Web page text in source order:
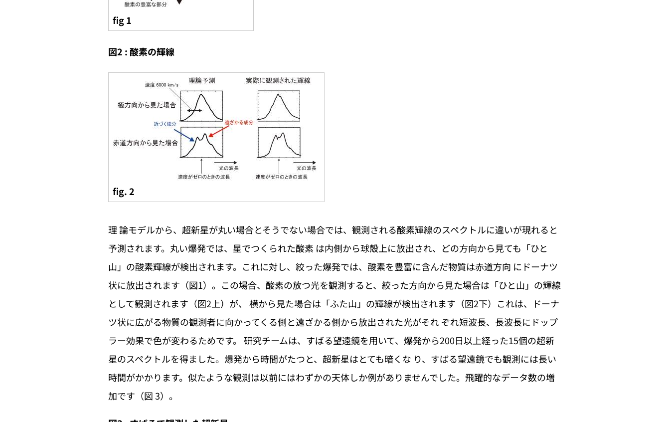
fig 1
図2 : 酸素の輝線
fig. 2
理 論モデルから、超新星が丸い場合とそうでない場合では、観測される酸素輝線のスペクトルに違いが現れると
予測されます。丸い爆発では、星でつくられた酸素 は内側から球殻上に放出され、どの方向から見ても「ひと
山」の酸素輝線が検出されます。これに対し、絞った爆発では、酸素を豊富に含んだ物質は赤道方向 にドーナツ
状に放出されます（図1）。この場合、酸素の放つ光を観測すると、絞った方向から見た場合は「ひと山」の輝線
として観測されます（図2上）が、 横から見た場合は「ふた山」の輝線が検出されます（図2下）これは、ドーナ
ツ状に広がる物質の観測者に向かってくる側と遠ざかる側から放出された光がそれ ぞれ短波長、長波長にドップ
ラー効果で色が変わるためです。 研究チームは、すばる望遠鏡を用いて、爆発から200日以上経った15個の超新
星のスペクトルを得ました。爆発から時間がたつと、超新星はとても暗くな り、すばる望遠鏡でも観測には長い
時間がかかります。似たような観測は以前にはわずかの天体しか例がありませんでした。飛躍的なデータ数の増
加です（図 3）。